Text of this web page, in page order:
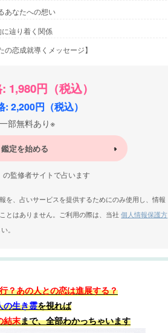
あなたへの想い
辿り着く関係
恋成就導くメッセージ】
1,980円（税込）
: 2,200円（税込）
部無料あり※
鑑定を始める
の監修者サイトで占います
を、占いサービスを提供するためにのみ使用し、情報
とはありません。ご利用の際は、当社個人情報保護方
。
？あの人との恋は進展する？
の生き霊を視れば
結末まで、全部わかっちゃいます